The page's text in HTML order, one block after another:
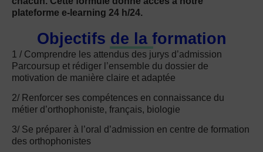
plateforme e-learning 24 h/24.
Objectifs de la formation
1 / Comprendre les attendus des jurys d’admission
Parcoursup et rédiger l’ensemble du dossier de
motivation de manière claire et adaptée
2/ Renforcer ses compétences en connaissance du
métier d’orthophoniste, français, biologie
3/ Se préparer à l’oral d’admission en centre de formation
des orthophonistes